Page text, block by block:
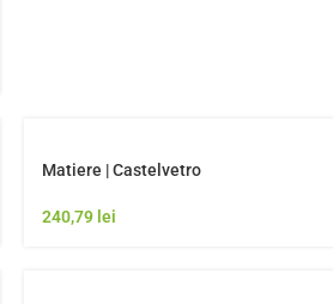
Matiere | Castelvetro
240,79 lei